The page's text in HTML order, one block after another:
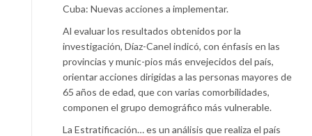
Cuba: Nuevas acciones a implementar.
Al evaluar los resultados obtenidos por la
investigación, Díaz-Canel indicó, con énfasis en las
provincias y munic-pios más envejecidos del país,
orientar acciones dirigidas a las personas mayores de
65 años de edad, que con varias comorbilidades,
componen el grupo demográfico más vulnerable.
La Estratificación… es un análisis que realiza el país